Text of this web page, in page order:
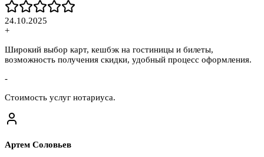
24.10.2025
+
Широкий выбор карт, кешбэк на гостиницы и билеты,
возможность получения скидки, удобный процесс оформления.
-
Стоимость услуг нотариуса.
Артем Соловьев